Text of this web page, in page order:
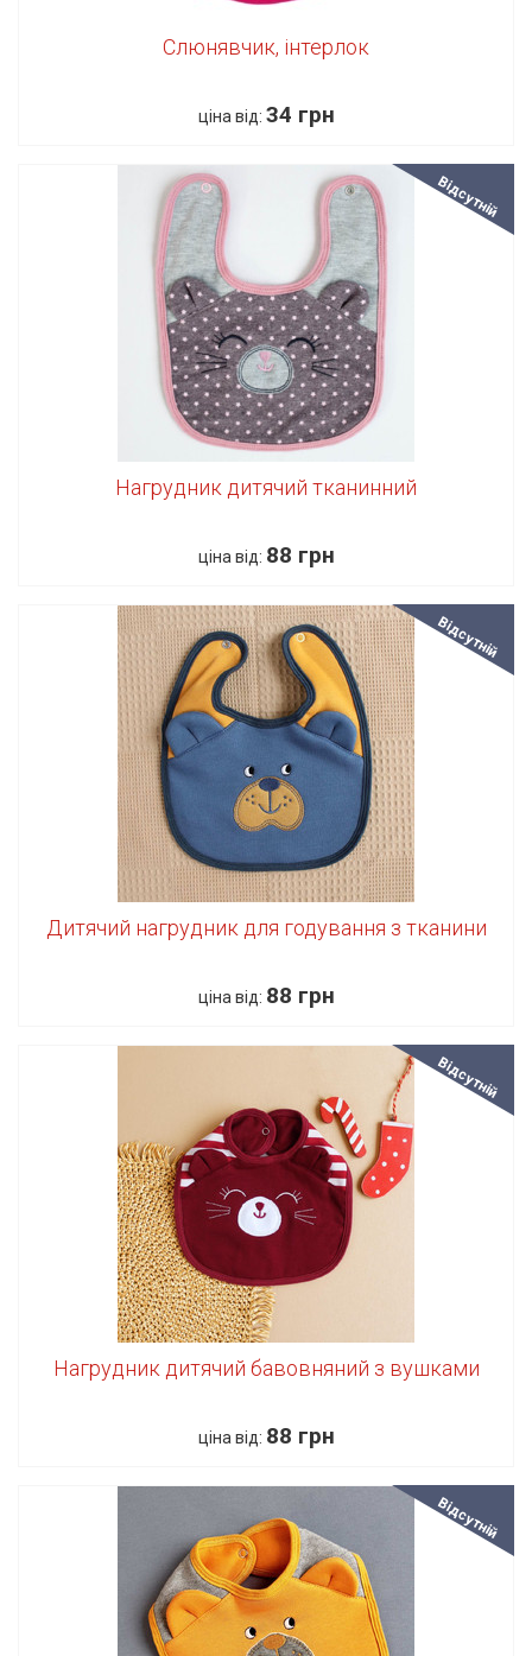
Слюнявчик, інтерлок
ціна від: 34 грн
Відсутній
Нагрудник дитячий тканинний
ціна від: 88 грн
Відсутній
Дитячий нагрудник для годування з тканини
ціна від: 88 грн
Відсутній
Нагрудник дитячий бавовняний з вушками
ціна від: 88 грн
Відсутній